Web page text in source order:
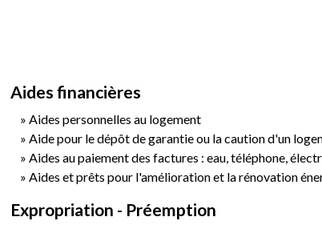
Aides financières
Aides personnelles au logement
Aide pour le dépôt de garantie ou la caution d'un
Aides au paiement des factures : eau, téléphone,
Aides et prêts pour l'amélioration et la rénovation
Expropriation - Préemption